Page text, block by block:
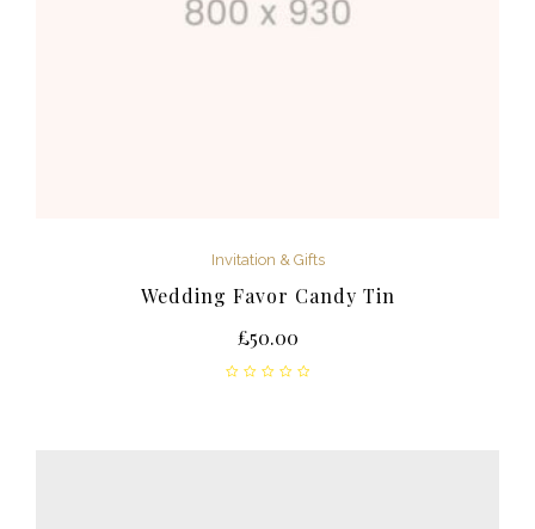
Invitation & Gifts
Wedding Favor Candy Tin
£50.00